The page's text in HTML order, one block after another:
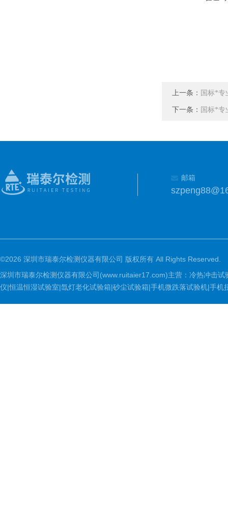
上一条： 国标*专
下一条： 国标*专
邮箱
©2026 深圳市瑞泰尔检测仪器有限公司 版权所有 All Rights Reserved.
深圳市瑞泰尔检测仪器有限公司(www.ruitaier17.com)主营：冷热冲击
仪|恒温恒湿试验室|氙灯老化试验箱|砂尘试验箱|手机微跌落试验机|手机